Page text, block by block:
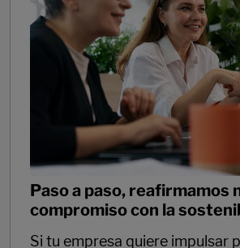
Paso a paso, reafirmamos
compromiso con la
Si tu empresa quiere impulsar